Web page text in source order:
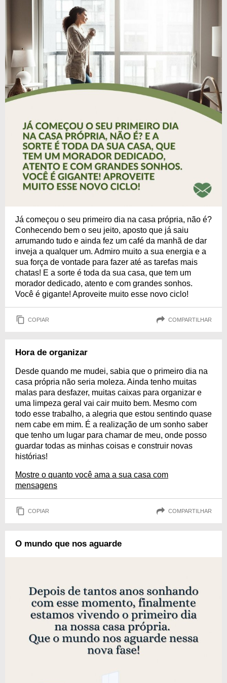
Já começou o seu primeiro dia na casa própria, não é?
Conhecendo bem o seu jeito, aposto que já saiu
arrumando tudo e ainda fez um café da manhã de dar
inveja a qualquer um. Admiro muito a sua energia e a
sua força de vontade para fazer até as tarefas mais
chatas! E a sorte é toda da sua casa, que tem um
morador dedicado, atento e com grandes sonhos.
Você é gigante! Aproveite muito esse novo ciclo!
COPIAR COMPARTILHAR
Hora de organizar
Desde quando me mudei, sabia que o primeiro dia na
casa própria não seria moleza. Ainda tenho muitas
malas para desfazer, muitas caixas para organizar e
uma limpeza geral vai cair muito bem. Mesmo com
todo esse trabalho, a alegria que estou sentindo quase
nem cabe em mim. É a realização de um sonho saber
que tenho um lugar para chamar de meu, onde posso
guardar todas as minhas coisas e construir novas
histórias!
Mostre o quanto você ama a sua casa com
mensagens
COPIAR COMPARTILHAR
O mundo que nos aguarde